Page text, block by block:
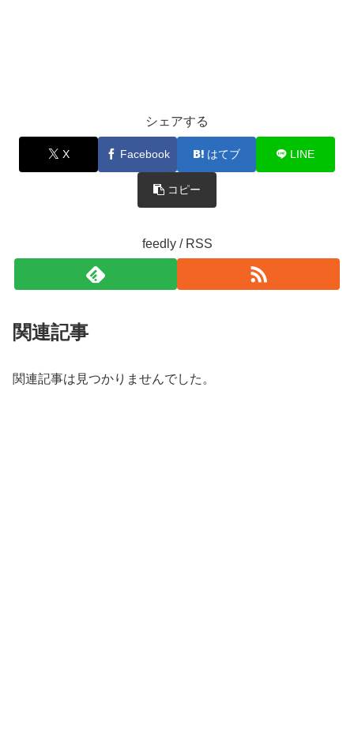
シェアする
X Facebook はてブ LINE
コピー
feedly / RSS
関連記事
関連記事は見つかりませんでした。